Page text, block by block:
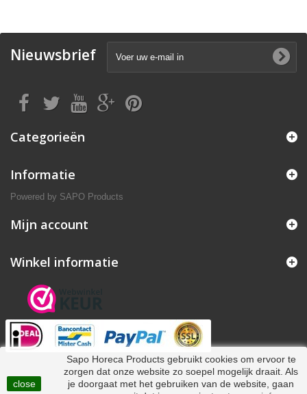
Nieuwsbrief
Categorieën
Informatie
Powered by SAPO Products
Mijn account
Winkel informatie
close
Sapo Horeca Products gebruikt cookies om ervoor te
zorgen dat onze website zo soepel mogelijk draait. Als
je doorgaat met het gebruiken van de website, gaan